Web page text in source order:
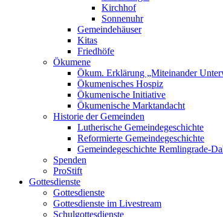
Kirchhof
Sonnenuhr
Gemeindehäuser
Kitas
Friedhöfe
Ökumene
Ökum. Erklärung „Miteinander
Ökumenisches Hospiz
Ökumenische Initiative
Ökumenische Marktandacht
Historie der Gemeinden
Lutherische Gemeindegeschichte
Reformierte Gemeindegeschichte
Gemeindegeschichte Remlingrade-
Spenden
ProStift
Gottesdienste
Gottesdienste
Gottesdienste im Livestream
Schulgottesdienste